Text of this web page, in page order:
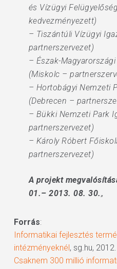
és Vízügyi
kedvezményezett)
– Tiszántúli Vízügyi
partnerszervezet)
– Észak-
(Miskolc –
– Hortobágyi Nemzeti
(Debrecen –
– Bükki Nemzeti Park
partnerszervezet)
– Károly Róbert
partnerszervezet)
A projekt
01.– 2013. 08. 30.„
Forrás:
Informatikai fejlesztés
intézményeknél, sg.hu,
Csaknem 300 millió